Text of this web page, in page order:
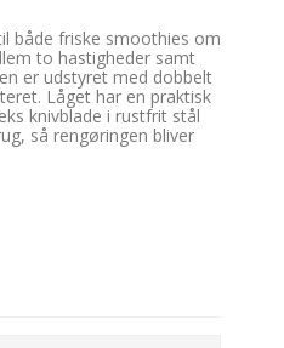
både friske smoothies om
to hastigheder samt
er udstyret med dobbelt
Låget har en praktisk
knivblade i rustfrit stål
så rengøringen bliver